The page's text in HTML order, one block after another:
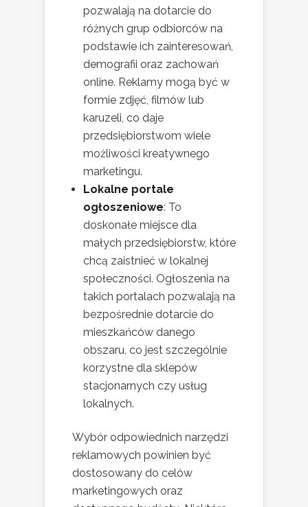
pozwalają na dotarcie do
różnych grup odbiorców na
podstawie ich zainteresowań,
demografii oraz zachowań
online. Reklamy mogą być w
formie zdjęć, filmów lub
karuzeli, co daje
przedsiębiorstwom wiele
możliwości kreatywnego
marketingu.
Lokalne portale
ogłoszeniowe: To
doskonałe miejsce dla
małych przedsiębiorstw, które
chcą zaistnieć w lokalnej
społeczności. Ogłoszenia na
takich portalach pozwalają na
bezpośrednie dotarcie do
mieszkańców danego
obszaru, co jest szczególnie
korzystne dla sklepów
stacjonarnych czy usług
lokalnych.
Wybór odpowiednich narzędzi
reklamowych powinien być
dostosowany do celów
marketingowych oraz